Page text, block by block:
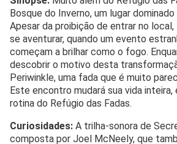
Bosque do Inverno, um lugar
Apesar da proibição de entrar no
se aventurar, quando um evento
começam a brilhar como o fogo.
descobrir o motivo desta
Periwinkle, uma fada que é muito
Este encontro mudará sua vida
rotina do Refúgio das Fadas.
Curiosidades: A trilha-sonora de
composta por Joel McNeely, que